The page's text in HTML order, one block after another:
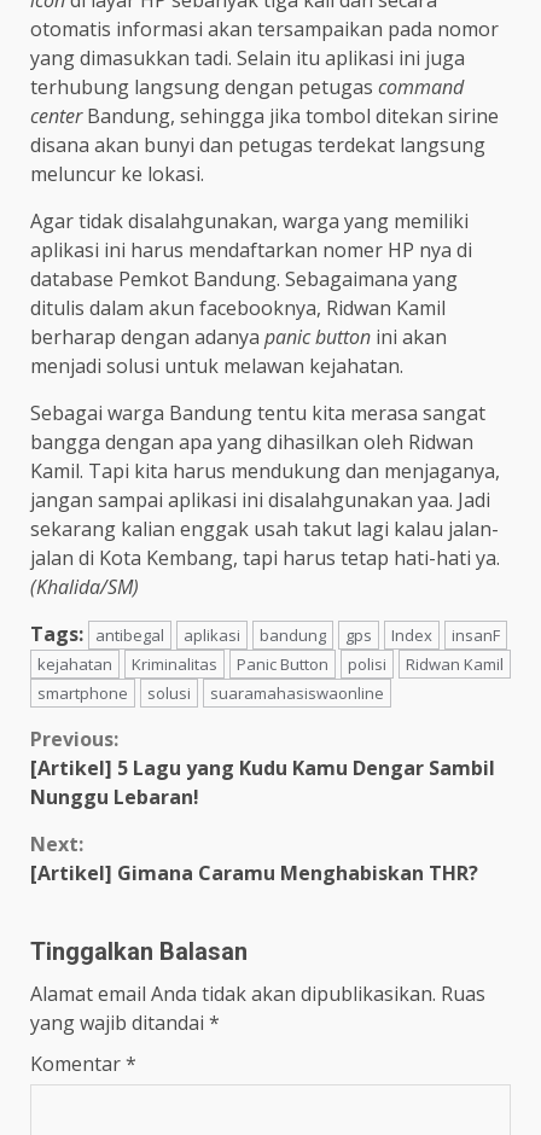
otomatis informasi akan tersampaikan pada nomor
yang dimasukkan tadi. Selain itu aplikasi ini juga
terhubung langsung dengan petugas command
centerBandung, sehingga jika tombol ditekan sirine
disana akan bunyi dan petugas terdekat langsung
meluncur ke lokasi.
Agar tidak disalahgunakan, warga yang memiliki
aplikasi ini harus mendaftarkan nomer HP nya di
database Pemkot Bandung. Sebagaimana yang
ditulis dalam akun facebooknya, Ridwan Kamil
berharap dengan adanya panic button ini akan
menjadi solusi untuk melawan kejahatan.
Sebagai warga Bandung tentu kita merasa sangat
bangga dengan apa yang dihasilkan oleh Ridwan
Kamil. Tapi kita harus mendukung dan menjaganya,
jangan sampai aplikasi ini disalahgunakan yaa. Jadi
sekarang kalian enggak usah takut lagi kalau jalan-
jalan di Kota Kembang, tapi harus tetap hati-hati ya.
(Khalida/SM)
Tags:
antibegal aplikasi bandung gps Index
insanF
kejahatan
Kriminalitas Panic Button polisi
Ridwan Kamil
smartphone
solusi suaramahasiswaonline
Previous:
[Artikel] 5 Lagu yang Kudu Kamu Dengar Sambil
Nunggu Lebaran!
Next:
[Artikel] Gimana Caramu Menghabiskan THR?
Tinggalkan Balasan
Alamat email Anda tidak akan dipublikasikan. Ruas
yang wajib ditandai *
Komentar*